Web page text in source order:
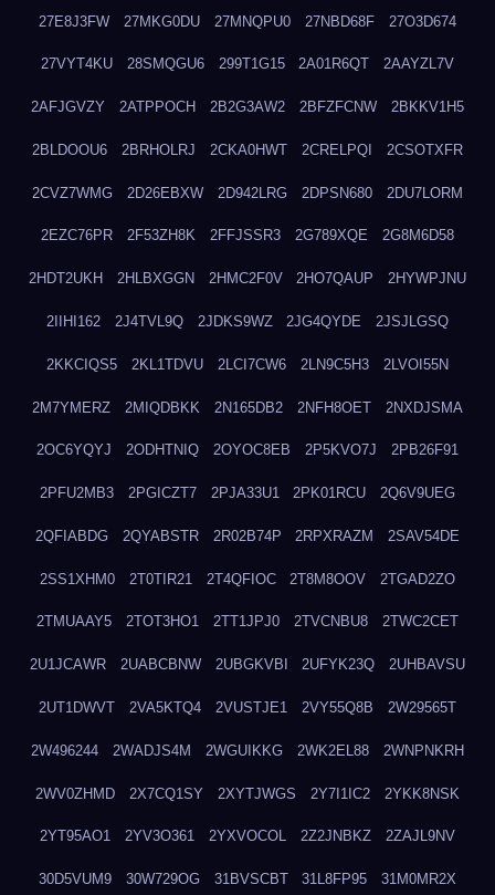
27E8J3FW 27MKG0DU 27MNQPU0 27NBD68F 27O3D674
27VYT4KU 28SMQGU6 299T1G15 2A01R6QT 2AAYZL7V
2AFJGVZY 2ATPPOCH 2B2G3AW2 2BFZFCNW 2BKKV1H5
2BLDOOU6 2BRHOLRJ 2CKA0HWT 2CRELPQI 2CSOTXFR
2CVZ7WMG 2D26EBXW 2D942LRG 2DPSN680 2DU7LORM
2EZC76PR 2F53ZH8K 2FFJSSR3 2G789XQE 2G8M6D58
2HDT2UKH 2HLBXGGN 2HMC2F0V 2HO7QAUP 2HYWPJNU
2IIHI162 2J4TVL9Q 2JDKS9WZ 2JG4QYDE 2JSJLGSQ
2KKCIQS5 2KL1TDVU 2LCI7CW6 2LN9C5H3 2LVOI55N
2M7YMERZ 2MIQDBKK 2N165DB2 2NFH8OET 2NXDJSMA
2OC6YQYJ 2ODHTNIQ 2OYOC8EB 2P5KVO7J 2PB26F91
2PFU2MB3 2PGICZT7 2PJA33U1 2PK01RCU 2Q6V9UEG
2QFIABDG 2QYABSTR 2R02B74P 2RPXRAZM 2SAV54DE
2SS1XHM0 2T0TIR21 2T4QFIOC 2T8M8OOV 2TGAD2ZO
2TMUAAY5 2TOT3HO1 2TT1JPJ0 2TVCNBU8 2TWC2CET
2U1JCAWR 2UABCBNW 2UBGKVBI 2UFYK23Q 2UHBAVSU
2UT1DWVT 2VA5KTQ4 2VUSTJE1 2VY55Q8B 2W29565T
2W496244 2WADJS4M 2WGUIKKG 2WK2EL88 2WNPNKRH
2WV0ZHMD 2X7CQ1SY 2XYTJWGS 2Y7I1IC2 2YKK8NSK
2YT95AO1 2YV3O361 2YXVOCOL 2Z2JNBKZ 2ZAJL9NV
30D5VUM9 30W729OG 31BVSCBT 31L8FP95 31M0MR2X